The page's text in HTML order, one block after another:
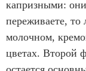
капризными:
переживаете, то
молочном,
цветах. Второй